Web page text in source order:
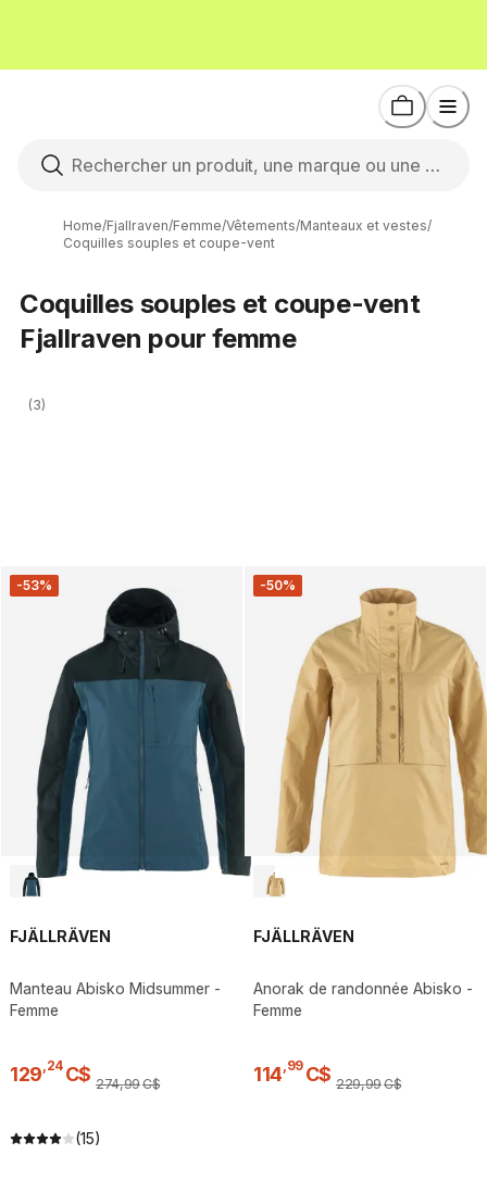
Home/Fjallraven/Femme/Vêtements/Manteaux et vestes/
Coquilles souples et coupe-vent
Coquilles souples et coupe-vent
Fjallraven pour femme
(3)
-53%
FJÄLLRÄVEN
Manteau Abisko Midsummer -
Femme
129 24 C$ 274,99C$
(15)
-50%
FJÄLLRÄVEN
Anorak de randonnée Abisko -
Femme
114 99 C$ 229,99C$